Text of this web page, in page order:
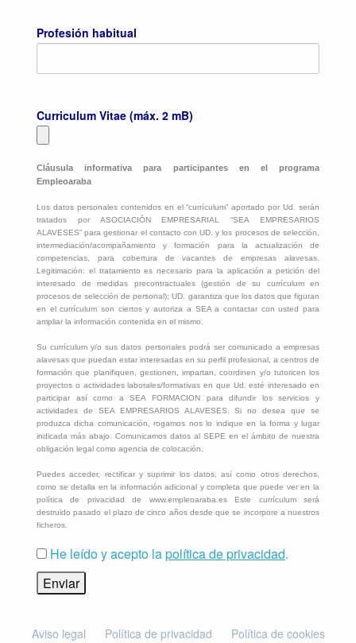
Profesión habitual
Curriculum Vitae (máx. 2 mB)
Cláusula informativa para participantes en el programa
Empleoaraba
Los datos personales contenidos en el “currículum” aportado por Ud. serán
tratados por ASOCIACIÓN EMPRESARIAL “SEA EMPRESARIOS
ALAVESES” para gestionar el contacto con UD. y los procesos de selección,
intermediación/acompañamiento y formación para la actualización de
competencias, para cobertura de vacantes de empresas alavesas.
Legitimación: el tratamiento es necesario para la aplicación a petición del
interesado de medidas precontractuales (gestión de su currículum en
procesos de selección de personal); UD. garantiza que los datos que figuran
en el currículum son ciertos y autoriza a SEA a contactar con usted para
ampliar la información contenida en el mismo.
Su currículum y/o sus datos personales podrá ser comunicado a empresas
alavesas que puedan estar interesadas en su perfil profesional, a centros de
formación que planifiquen, gestionen, impartan, coordinen y/o tutoricen los
proyectos o actividades laborales/formativas en que Ud. esté interesado en
participar así como a SEA FORMACION para difundir los servicios y
actividades de SEA EMPRESARIOS ALAVESES. Si no desea que se
produzca dicha comunicación, rogamos nos lo indique en la forma y lugar
indicada más abajo. Comunicamos datos al SEPE en el ámbito de nuestra
obligación legal como agencia de colocación.
Puedes acceder, rectificar y suprimir los datos, así como otros derechos,
como se detalla en la información adicional y completa que puede ver en la
política de privacidad de www.empleoaraba.es Este currículum será
destruido pasado el plazo de cinco años desde que se incorpore a nuestros
ficheros.
He leído y acepto lapolítica de privacidad.
Aviso legal Política de privacidad Política de cookies